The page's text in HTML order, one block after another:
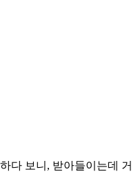
다 보니, 받아들이는데 거